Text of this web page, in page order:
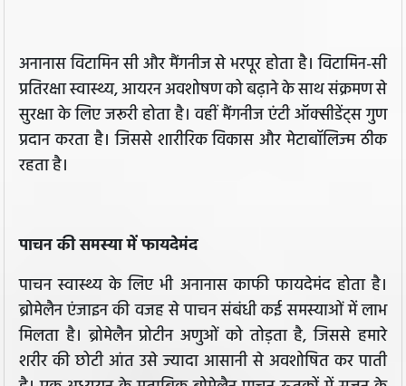
अनानास विटामिन सी और मैंगनीज से भरपूर होता है। विटामिन-सी
प्रतिरक्षा स्वास्थ्य, आयरन अवशोषण को बढ़ाने के साथ संक्रमण से
सुरक्षा के लिए जरूरी होता है। वहीं मैंगनीज एंटी ऑक्सीडेंट्स गुण
प्रदान करता है। जिससे शारीरिक विकास और मेटाबॉलिज्म ठीक
रहता है।
पाचन की समस्या में फायदेमंद
पाचन स्वास्थ्य के लिए भी अनानास काफी फायदेमंद होता है।
ब्रोमेलैन एंजाइन की वजह से पाचन संबंधी कई समस्याओं में लाभ
मिलता है। ब्रोमेलैन प्रोटीन अणुओं को तोड़ता है, जिससे हमारे
शरीर की छोटी आंत उसे ज्यादा आसानी से अवशोषित कर पाती